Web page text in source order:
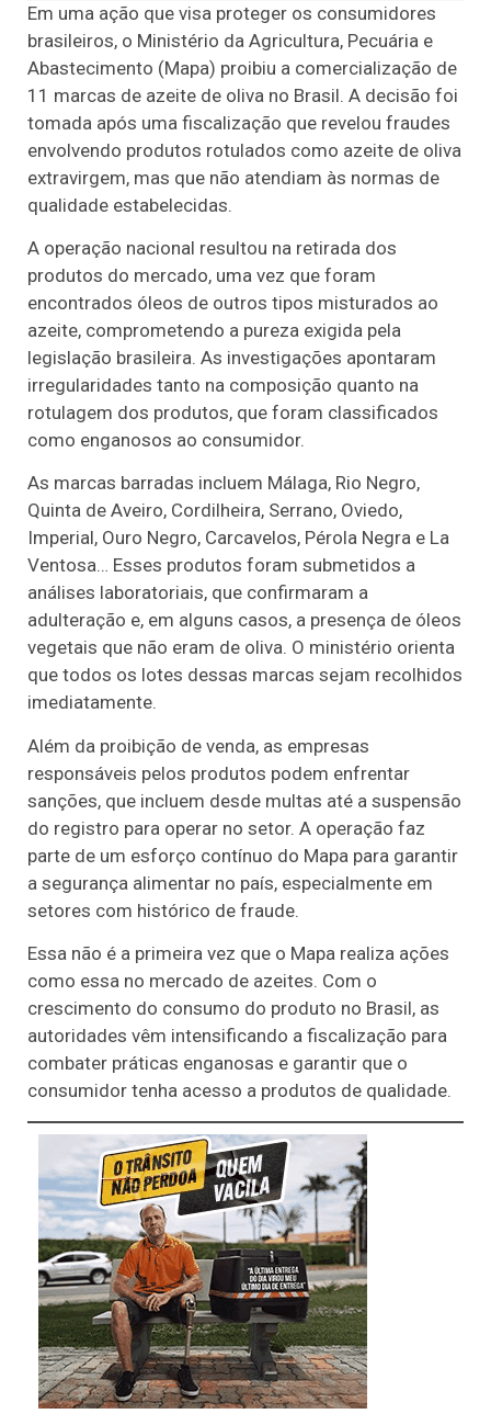
Em uma ação que visa proteger os consumidores
brasileiros, o Ministério da Agricultura, Pecuária e
Abastecimento (Mapa) proibiu a comercialização de
11 marcas de azeite de oliva no Brasil. A decisão foi
tomada após uma fiscalização que revelou fraudes
envolvendo produtos rotulados como azeite de oliva
extravirgem, mas que não atendiam às normas de
qualidade estabelecidas.
A operação nacional resultou na retirada dos
produtos do mercado, uma vez que foram
encontrados óleos de outros tipos misturados ao
azeite, comprometendo a pureza exigida pela
legislação brasileira. As investigações apontaram
irregularidades tanto na composição quanto na
rotulagem dos produtos, que foram classificados
como enganosos ao consumidor.
As marcas barradas incluem Málaga, Rio Negro,
Quinta de Aveiro, Cordilheira, Serrano, Oviedo,
Imperial, Ouro Negro, Carcavelos, Pérola Negra e La
Ventosa… Esses produtos foram submetidos a
análises laboratoriais, que confirmaram a
adulteração e, em alguns casos, a presença de óleos
vegetais que não eram de oliva. O ministério orienta
que todos os lotes dessas marcas sejam recolhidos
imediatamente.
Além da proibição de venda, as empresas
responsáveis pelos produtos podem enfrentar
sanções, que incluem desde multas até a suspensão
do registro para operar no setor. A operação faz
parte de um esforço contínuo do Mapa para garantir
a segurança alimentar no país, especialmente em
setores com histórico de fraude.
Essa não é a primeira vez que o Mapa realiza ações
como essa no mercado de azeites. Com o
crescimento do consumo do produto no Brasil, as
autoridades vêm intensificando a fiscalização para
combater práticas enganosas e garantir que o
consumidor tenha acesso a produtos de qualidade.